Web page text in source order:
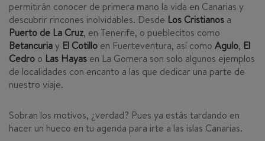
permitirán conocer de primera mano la vida en Canarias y
descubrir rincones inolvidables. Desde Los Cristianos a
Puerto de La Cruz, en Tenerife, o pueblecitos como
Betancuriay El Cotillo en Fuerteventura, así como Agulo, El
Cedro o Las Hayas en La Gomera son solo algunos ejemplos
de localidades con encanto a las que dedicar una parte de
nuestro viaje.
Sobran los motivos, ¿verdad? Pues ya estás tardando en
hacer un hueco en tu agenda para irte a las islas Canarias.